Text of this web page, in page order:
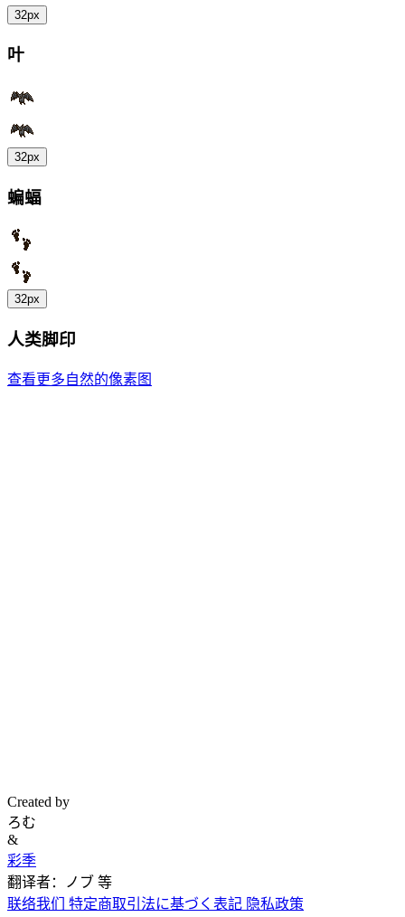
32px
叶
32px
蝙蝠
32px
人类脚印
查看更多自然的像素图
Created by
ろむ
&
彩季
翻译者：ノブ 等
联络我们 特定商取引法に基づく表記 隐私政策